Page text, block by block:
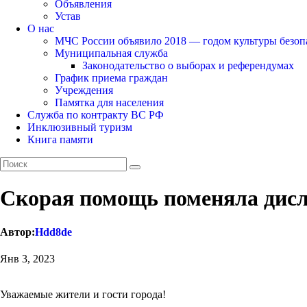
Объявления
Устав
О нас
МЧС России объявило 2018 — годом культуры
Муниципальная служба
Законодательство о выборах и референдумах
График приема граждан
Учреждения
Памятка для населения
Служба по контракту ВС РФ
Инклюзивный туризм
Книга памяти
Скорая помощь поменяла
Автор:Hdd8de
Янв 3, 2023
Уважаемые жители и гости города!